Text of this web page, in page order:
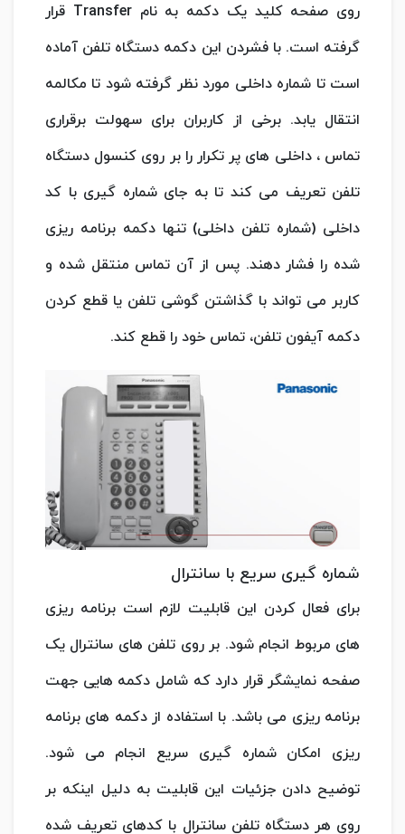
روی صفحه کلید یک دکمه به نام Transfer قرار
گرفته است. با فشردن این دکمه دستگاه تلفن آماده
است تا شماره داخلی مورد نظر گرفته شود تا مکالمه
انتقال یابد. برخی از کاربران برای سهولت برقراری
تماس ، داخلی های پر تکرار را بر روی کنسول دستگاه
تلفن تعریف می کند تا به جای شماره گیری با کد
داخلی (شماره تلفن داخلی) تنها دکمه برنامه ریزی
شده را فشار دهند. پس از آن تماس منتقل شده و
کاربر می تواند با گذاشتن گوشی تلفن یا قطع کردن
دکمه آیفون تلفن، تماس خود را قطع کند.
شماره گیری سریع با سانترال
برای فعال کردن این قابلیت لازم است برنامه ریزی
های مربوط انجام شود. بر روی تلفن های سانترال یک
صفحه نمایشگر قرار دارد که شامل دکمه هایی جهت
برنامه ریزی می باشد. با استفاده از دکمه های برنامه
ریزی امکان شماره گیری سریع انجام می شود.
توضیح دادن جزئیات این قابلیت به دلیل اینکه بر
روی هر دستگاه تلفن سانترال با کدهای تعریف شده